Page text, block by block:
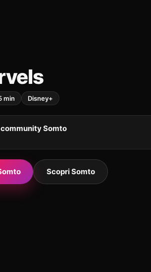
min Disney+
Somto
Scopri Somto